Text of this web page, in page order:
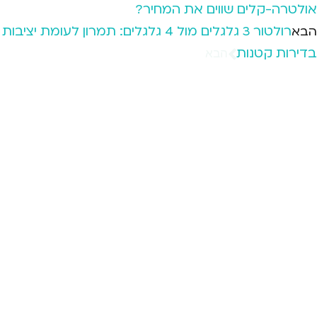
אולטרה-קלים שווים את המחיר?
הבא
רולטור 3 גלגלים מול 4 גלגלים: תמרון לעומת יציבות
בדירות קטנות